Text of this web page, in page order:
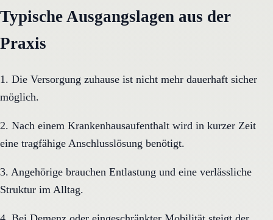
Typische Ausgangslagen aus der
Praxis
1. Die Versorgung zuhause ist nicht mehr dauerhaft sicher
möglich.
2. Nach einem Krankenhausaufenthalt wird in kurzer Zeit
eine tragfähige Anschlusslösung benötigt.
3. Angehörige brauchen Entlastung und eine verlässliche
Struktur im Alltag.